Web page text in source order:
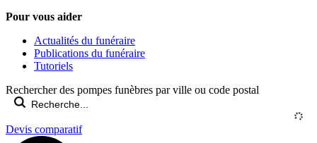
Pour vous aider
Actualités du funéraire
Publications du funéraire
Tutoriels
Rechercher des pompes funèbres par ville ou code postal
Devis comparatif